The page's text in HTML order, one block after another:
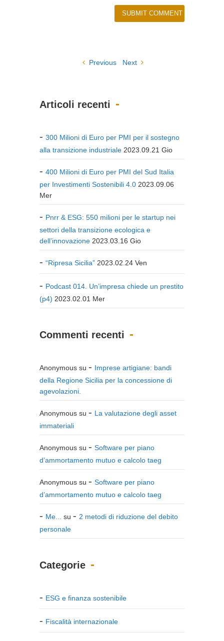
Previous Next
Articoli recenti
300 Milioni di Euro per PMI per il sostegno
alla transizione industriale 2023.09.21 Gio
400 Milioni di Euro per PMI del Sud Italia
per Investimenti Sostenibili 4.0 2023.09.06
Mer
Pnrr & ESG: 550 milioni per le startup nei
settori della transizione ecologica e
dell’innovazione 2023.03.16 Gio
“Ripresa Sicilia” 2023.02.24 Ven
Podcast 014. Un’impresa chiede un prestito
(p4) 2023.02.01 Mer
Commenti recenti
Anonymous su
Imprese artigiane: bandi
della Regione Sicilia per la concessione di
agevolazioni.
Anonymous su
La valutazione degli asset
immateriali
Anonymous su
Software per piano
d’ammortamento mutuo e calcolo taeg
Anonymous su
Software per piano
d’ammortamento mutuo e calcolo taeg
Me... su
2 metodi di riduzione del debito
personale
Categorie
ESG e finanza sostenibile
Fiscalità internazionale